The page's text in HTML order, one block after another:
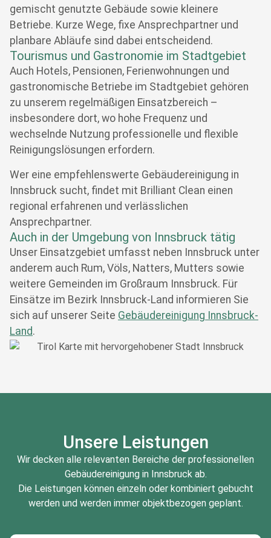
gemischt genutzte Gebäude sowie kleinere
Betriebe. Kurze Wege, fixe Ansprechpartner und
planbare Abläufe sind dabei entscheidend.
Tourismus und Gastronomie im Stadtgebiet
Auch Hotels, Pensionen, Ferienwohnungen und
gastronomische Betriebe im Stadtgebiet gehören
zu unserem regelmäßigen Einsatzbereich –
insbesondere dort, wo hohe Frequenz und
wechselnde Nutzung professionelle und flexible
Reinigungslösungen erfordern.
Wer eine empfehlenswerte Gebäudereinigung in
Innsbruck sucht, findet mit Brilliant Clean einen
regional erfahrenen und verlässlichen
Ansprechpartner.
Auch in der Umgebung von Innsbruck tätig
Unser Einsatzgebiet umfasst neben Innsbruck unter
anderem auch Rum, Völs, Natters, Mutters sowie
weitere Gemeinden im Großraum Innsbruck. Für
Einsätze im Bezirk Innsbruck-Land informieren Sie
sich auf unserer Seite Gebäudereinigung Innsbruck-
Land.
Unsere Leistungen
Wir decken alle relevanten Bereiche der professionellen
Gebäudereinigung in Innsbruck ab.
Die Leistungen können einzeln oder kombiniert gebucht
werden und werden immer objektbezogen geplant.